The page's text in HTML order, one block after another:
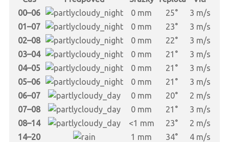
00–06
0 mm 25°
3 m/s
01–07
0 mm 23°
3 m/s
02–08
0 mm 22°
3 m/s
03–04
0 mm 21°
3 m/s
04–05
0 mm 21°
3 m/s
05–06
0 mm 21°
3 m/s
06–07
0 mm 20°
2 m/s
07–08
0 mm 21°
3 m/s
08–14
<1 mm 23°
2 m/s
14–20
1 mm 34°
4 m/s